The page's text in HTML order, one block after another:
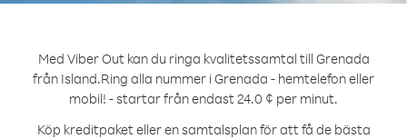
Med Viber Out kan du ringa kvalitetssamtal till Grenada
från Island.Ring alla nummer i Grenada - hemtelefon eller
mobil! - startar från endast 24.0 ¢ per minut.
Köp kreditpaket eller en samtalsplan för att få de bästa